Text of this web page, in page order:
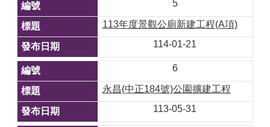
5
113年度景觀公廁新建工程(A項)
114-01-21
6
永昌(中正184號)公園擴建工程
113-05-31